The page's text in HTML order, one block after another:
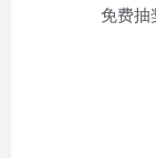
免费抽